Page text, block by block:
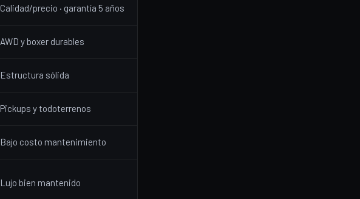
Calidad/precio · garantía 5 años
AWD y boxer durables
Estructura sólida
Pickups y todoterrenos
Bajo costo mantenimiento
Lujo bien mantenido